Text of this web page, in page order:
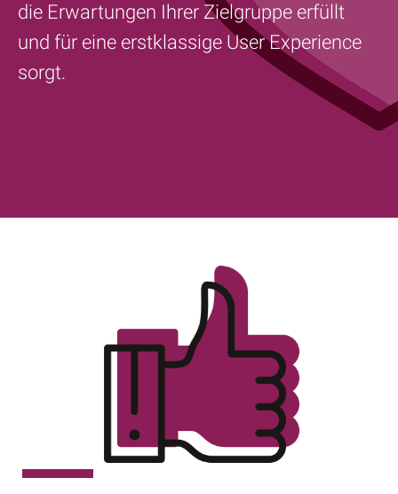
die Erwartungen Ihrer Zielgruppe erfüllt
und für eine erstklassige User Experience
sorgt.